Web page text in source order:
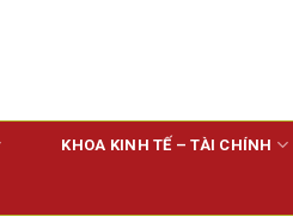
KHOA KINH TẾ – TÀI CHÍNH